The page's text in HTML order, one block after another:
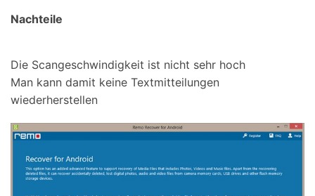
Nachteile
Die Scangeschwindigkeit ist nicht sehr hoch
Man kann damit keine Textmitteilungen
wiederherstellen